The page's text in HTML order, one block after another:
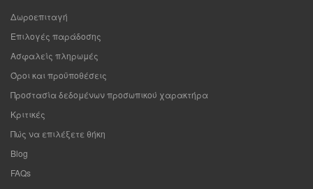
Δωροεπιταγή
Επιλογές παράδοσης
Ασφαλείς πληρωμές
Όροι και προϋποθέσεις
Προστασία δεδομένων προσωπικού χαρακτήρα
Κριτικές
Πώς να επιλέξετε θήκη
Blog
FAQs